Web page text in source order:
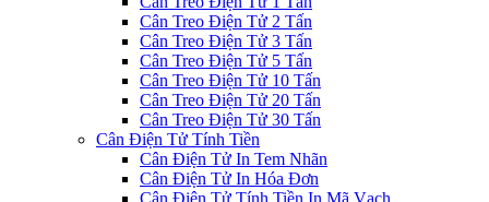
Cân Treo Điện Tử 2 Tấn
Cân Treo Điện Tử 3 Tấn
Cân Treo Điện Tử 5 Tấn
Cân Treo Điện Tử 10 Tấn
Cân Treo Điện Tử 20 Tấn
Cân Treo Điện Tử 30 Tấn
Cân Điện Tử Tính Tiền
Cân Điện Tử In Tem Nhãn
Cân Điện Tử In Hóa Đơn
Cân Điện Tử Tính Tiền In Mã Vạch